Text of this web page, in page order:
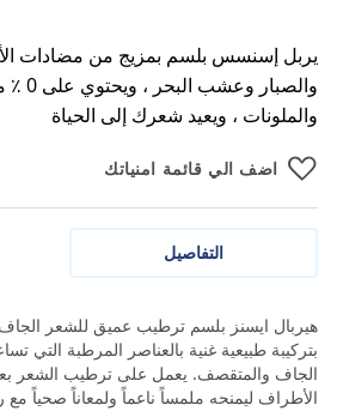
يربل إسنسس بلسم بمزيج من مضادات
والملونات ، ويعيد شعرك إلى الحياة
اضف الي قائمة امنياتك
التفاصيل
بتركيبة طبيعية غنية بالعناصر المرطبة التي
الجاف والمتقصف. يعمل على ترطيب الشعر
الأطراف ليمنحه ملمساً ناعماً ولمعاناً صحياً